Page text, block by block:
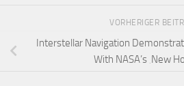
VORHERIGER
Interstellar Navigation
With NASA’s ‚New